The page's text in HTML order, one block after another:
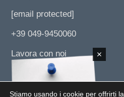
[email protected]
+39 049-9450060
Lavora con noi
Stiamo usando i cookie per offrirti